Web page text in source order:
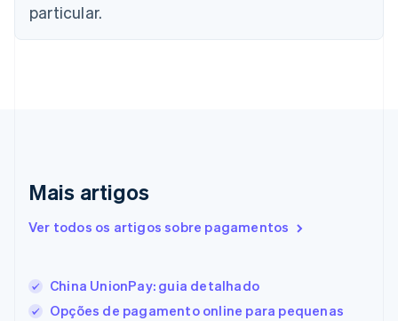
particular.
Mais artigos
Ver todos os artigos sobre pagamentos
China UnionPay: guia detalhado
Opções de pagamento online para pequenas
Chipre
Croácia
Eslovênia
Espanha
English Español简体中文
Estônia